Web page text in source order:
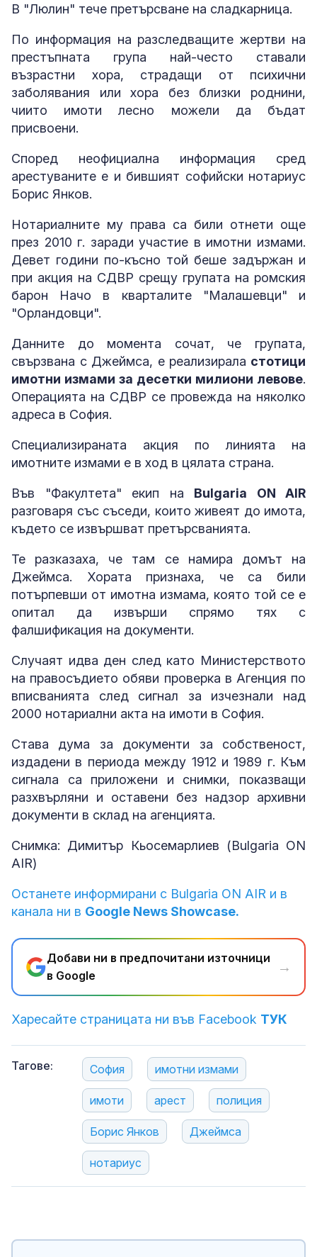
В "Люлин" тече претърсване на сладкарница.
По информация на разследващите жертви на
престъпната група най-често ставали
възрастни хора, страдащи от психични
заболявания или хора без близки роднини,
чиито имоти лесно можели да бъдат
присвоени.
Според неофициална информация сред
арестуваните е и бившият софийски нотариус
Борис Янков.
Нотариалните му права са били отнети още
през 2010 г. заради участие в имотни измами.
Девет години по-късно той беше задържан и
при акция на СДВР срещу групата на ромския
барон Начо в кварталите "Малашевци" и
"Орландовци".
Данните до момента сочат, че групата,
свързвана с Джеймса, е реализирала стотици
имотни измами за десетки милиони левове.
Операцията на СДВР се провежда на няколко
адреса в София.
Специализираната акция по линията на
имотните измами е в ход в цялата страна.
Във "Факултета" екип на Bulgaria ON AIR
разговаря със съседи, които живеят до имота,
където се извършват претърсванията.
Те разказаха, че там се намира домът на
Джеймса. Хората признаха, че са били
потърпевши от имотна измама, която той се е
опитал да извърши спрямо тях с
фалшификация на документи.
Случаят идва ден след като Министерството
на правосъдието обяви проверка в Агенция по
вписванията след сигнал за изчезнали над
2000 нотариални акта на имоти в София.
Става дума за документи за собственост,
издадени в периода между 1912 и 1989 г. Към
сигнала са приложени и снимки, показващи
разхвърляни и оставени без надзор архивни
документи в склад на агенцията.
Снимка: Димитър Кьосемарлиев (Bulgaria ON
AIR)
Останете информирани с Bulgaria ON AIR и в
канала ни в Google News Showcase.
Добави ни в предпочитани източници
в Google
→
Харесайте страницата ни във Facebook ТУК
Тагове: София имотни измами
имоти арест полиция
Борис Янков Джеймса
нотариус